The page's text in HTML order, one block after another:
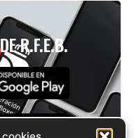
R.F.E.B.